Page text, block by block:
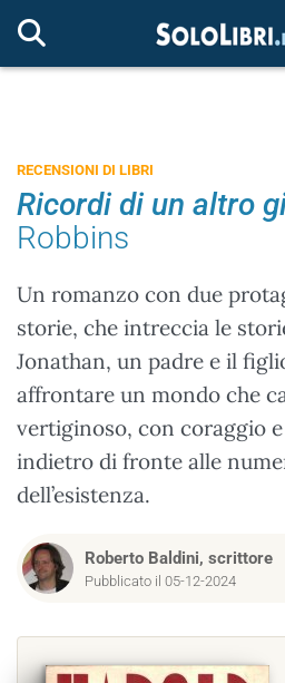
RECENSIONI DI LIBRI
Ricordi di un altro
Robbins
Un romanzo con due
storie, che intreccia le
Jonathan, un padre e il
affrontare un mondo che
vertiginoso, con coraggio
indietro di fronte alle
dell’esistenza.
Roberto Baldini, scrittore
Pubblicato il 05-12-2024